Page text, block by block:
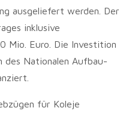
ausgeliefert werden. Der
inklusive
Mio. Euro. Die Investition
des Nationalen Aufbau-
für Koleje